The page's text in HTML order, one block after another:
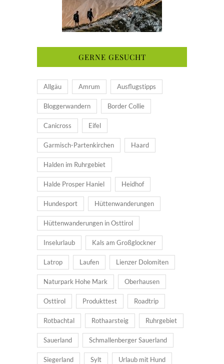
GERNE GESUCHT
Allgäu Amrum Ausflugstipps
Bloggerwandern Border Collie
Canicross Eifel
Garmisch-Partenkirchen Haard
Halden im Ruhrgebiet
Halde Prosper Haniel Heidhof
Hundesport Hüttenwanderungen
Hüttenwanderungen in Osttirol
Inselurlaub Kals am Großglockner
Latrop Laufen Lienzer Dolomiten
Naturpark Hohe Mark Oberhausen
Osttirol Produkttest Roadtrip
Rotbachtal Rothaarsteig Ruhrgebiet
Sauerland Schmallenberger Sauerland
Siegerland Sylt Urlaub mit Hund